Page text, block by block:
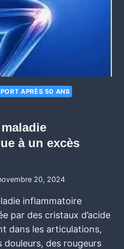
APRÈS 50 ANS
à un excès
20, 2024
inflammatoire
par des cristaux d’acide
dans les articulations,
des rougeurs